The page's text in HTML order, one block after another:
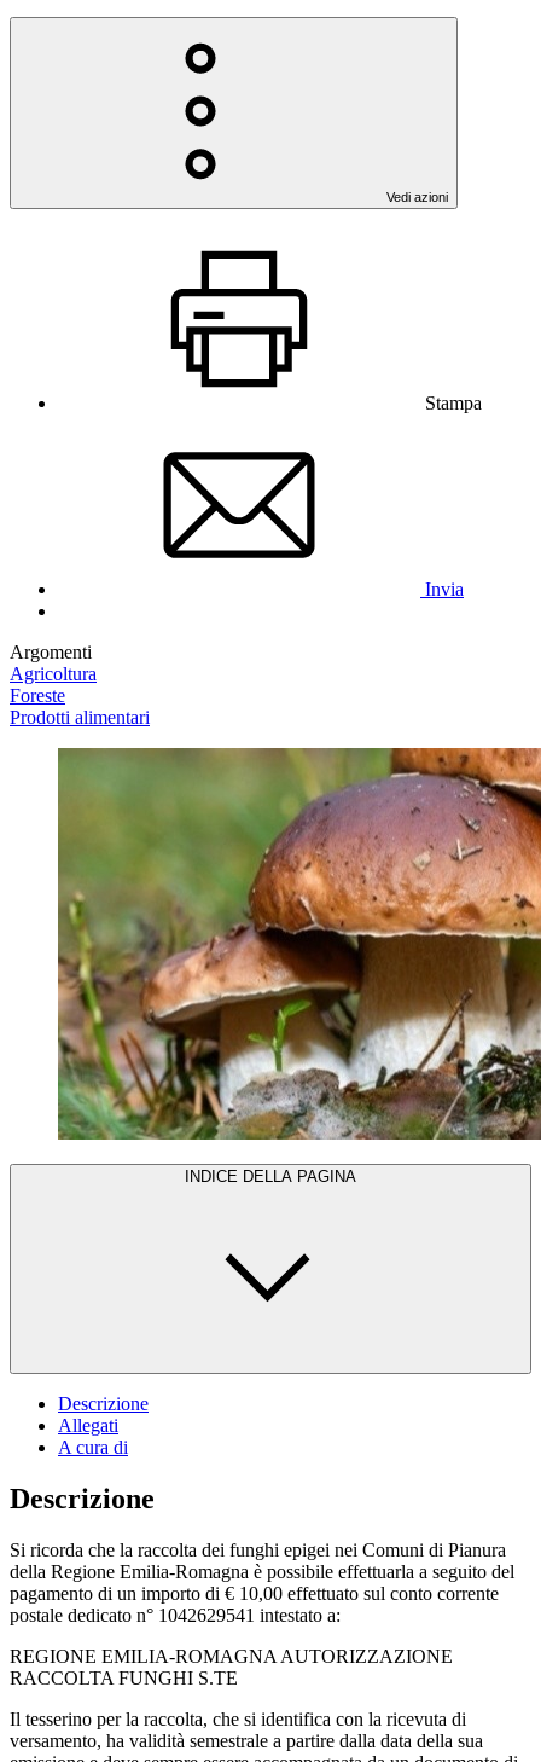
Vedi azioni
Stampa
Invia
Argomenti
Agricoltura
Foreste
Prodotti alimentari
INDICE DELLA PAGINA
Descrizione
Allegati
A cura di
Descrizione
Si ricorda che la raccolta dei funghi epigei nei Comuni di Pianura
della Regione Emilia-Romagna è possibile effettuarla a seguito del
pagamento di un importo di € 10,00 effettuato sul conto corrente
postale dedicato n° 1042629541 intestato a:
REGIONE EMILIA-ROMAGNA AUTORIZZAZIONE
RACCOLTA FUNGHI S.TE
Il tesserino per la raccolta, che si identifica con la ricevuta di
versamento, ha validità semestrale a partire dalla data della sua